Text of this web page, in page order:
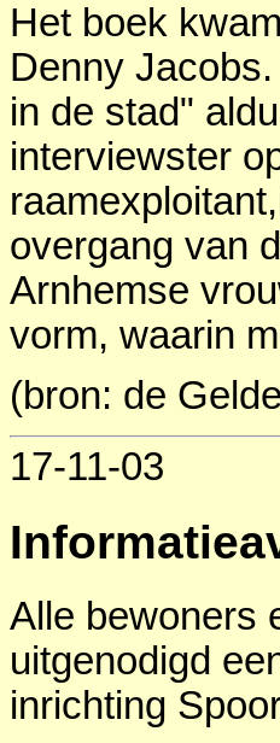
Het boek
Denny
in de stad"
interviewster
overgang van
Arnhemse
vorm, waarin
(bron: de
17-11-03
Alle bewoners
uitgenodigd
inrichting